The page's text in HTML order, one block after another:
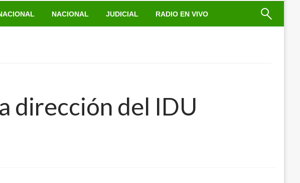
NACIONAL JUDICIAL RADIO EN VIVO
dirección del IDU